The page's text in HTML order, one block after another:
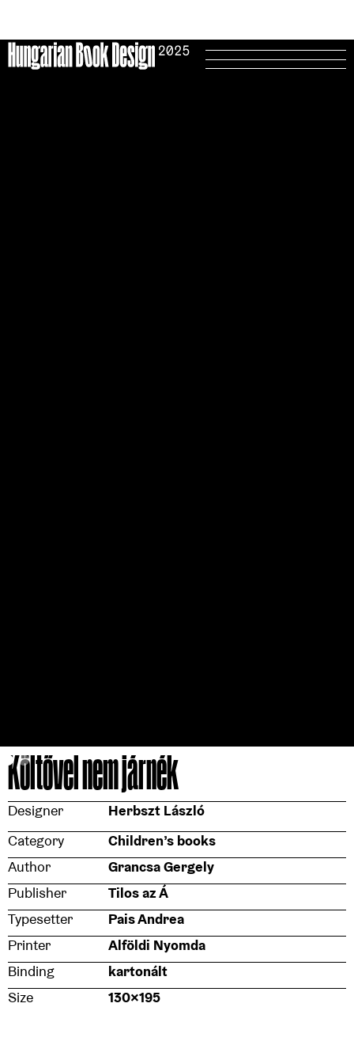
Költővel nem járnék
Designer
Herbszt László
Category
Children’s books
Author
Grancsa Gergely
Publisher
Tilos az Á
Typesetter
Pais Andrea
Printer
Alföldi Nyomda
Binding
kartonált
Size
130×195